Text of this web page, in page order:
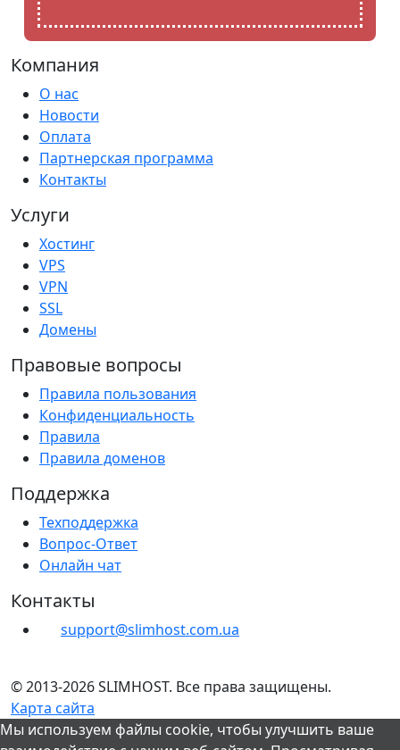
Компания
О нас
Новости
Оплата
Партнерская программа
Контакты
Услуги
Хостинг
VPS
VPN
SSL
Домены
Правовые вопросы
Правила пользования
Конфиденциальность
Правила
Правила доменов
Поддержка
Техподдержка
Вопрос-Ответ
Онлайн чат
Контакты
support@slimhost.com.ua
© 2013-2026 SLIMHOST. Все права защищены.
Карта сайта
Мы используем файлы cookie, чтобы улучшить ваше